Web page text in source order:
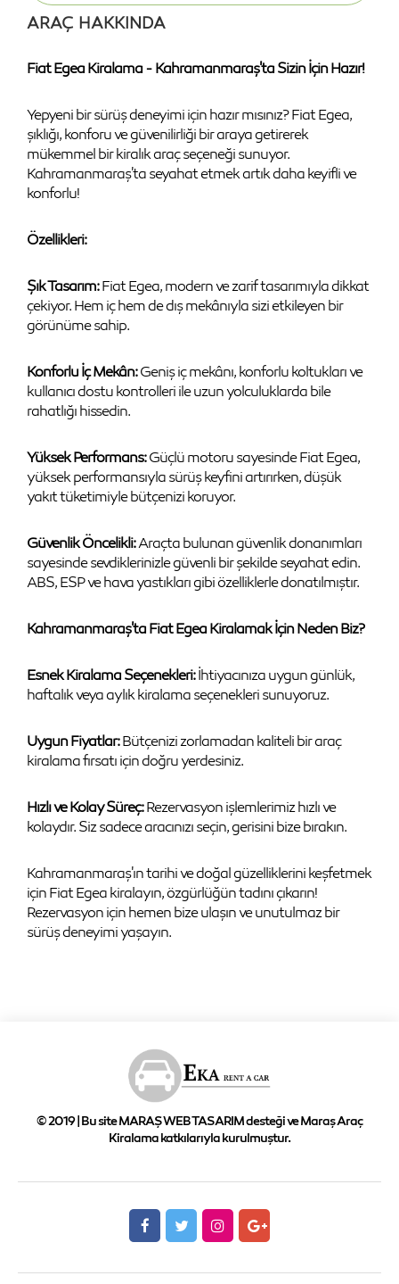
ARAÇ HAKKINDA
Fiat Egea Kiralama - Kahramanmaraş'ta Sizin İçin Hazır!
Yepyeni bir sürüş deneyimi için hazır mısınız? Fiat Egea,
şıklığı, konforu ve güvenilirliği bir araya getirerek
mükemmel bir kiralık araç seçeneği sunuyor.
Kahramanmaraş'ta seyahat etmek artık daha keyifli ve
konforlu!
Özellikleri:
Şık Tasarım:Fiat Egea, modern ve zarif tasarımıyla dikkat
çekiyor. Hem iç hem de dış mekânıyla sizi etkileyen bir
görünüme sahip.
Konforlu İç Mekân:Geniş iç mekânı, konforlu koltukları ve
kullanıcı dostu kontrolleri ile uzun yolculuklarda bile
rahatlığı hissedin.
Yüksek Performans:Güçlü motoru sayesinde Fiat Egea,
yüksek performansıyla sürüş keyfini artırırken, düşük
yakıt tüketimiyle bütçenizi koruyor.
Güvenlik Öncelikli:Araçta bulunan güvenlik donanımları
sayesinde sevdiklerinizle güvenli bir şekilde seyahat edin.
ABS, ESP ve hava yastıkları gibi özelliklerle donatılmıştır.
Kahramanmaraş'ta Fiat Egea Kiralamak İçin Neden Biz?
Esnek Kiralama Seçenekleri:İhtiyacınıza uygun günlük,
haftalık veya aylık kiralama seçenekleri sunuyoruz.
Uygun Fiyatlar:Bütçenizi zorlamadan kaliteli bir araç
kiralama fırsatı için doğru yerdesiniz.
Hızlı ve Kolay Süreç:Rezervasyon işlemlerimiz hızlı ve
kolaydır. Siz sadece aracınızı seçin, gerisini bize bırakın.
Kahramanmaraş'ın tarihi ve doğal güzelliklerini keşfetmek
için Fiat Egea kiralayın, özgürlüğün tadını çıkarın!
Rezervasyon için hemen bize ulaşın ve unutulmaz bir
sürüş deneyimi yaşayın.
© 2019 | Bu site MARAŞ WEB TASARIM desteği ve Maraş Araç
Kiralama katkılarıyla kurulmuştur.